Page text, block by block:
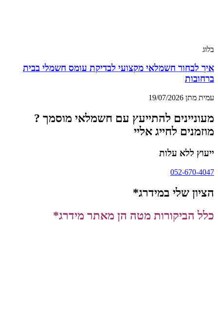
בלוג
איך לבחור חשמלאי מקצועי לבדיקת עומס חשמלי בבית
ברחובות
עמית מתן 19/07/2026
מעוניינים להתייעץ עם חשמלאי מוסמך ?
מוזמנים לחייג אליי
ייעוץ ללא עלות
052-670-4047
הציון שלי במידרג*
כלל הביקורות מטה הן מאתר מידרג*